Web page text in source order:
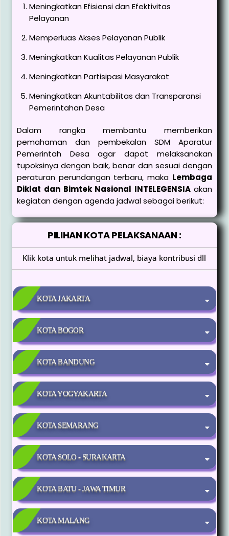
Meningkatkan Efisiensi dan Efektivitas
Pelayanan
Memperluas Akses Pelayanan Publik
Meningkatkan Kualitas Pelayanan Publik
Meningkatkan Partisipasi Masyarakat
Meningkatkan Akuntabilitas dan Transparansi
Pemerintahan Desa
Dalam rangka membantu memberikan
pemahaman dan pembekalan SDM Aparatur
Pemerintah Desa agar dapat melaksanakan
tupoksinya dengan baik, benar dan sesuai dengan
peraturan perundangan terbaru, maka Lembaga
Diklat dan Bimtek Nasional INTELEGENSIA akan
kegiatan dengan agenda jadwal sebagai berikut:
PILIHAN KOTA PELAKSANAAN :
Klik kota untuk melihat jadwal, biaya kontribusi dll
KOTA JAKARTA
KOTA BOGOR
KOTA BANDUNG
KOTA YOGYAKARTA
KOTA SEMARANG
KOTA SOLO - SURAKARTA
KOTA BATU - JAWA TIMUR
KOTA MALANG